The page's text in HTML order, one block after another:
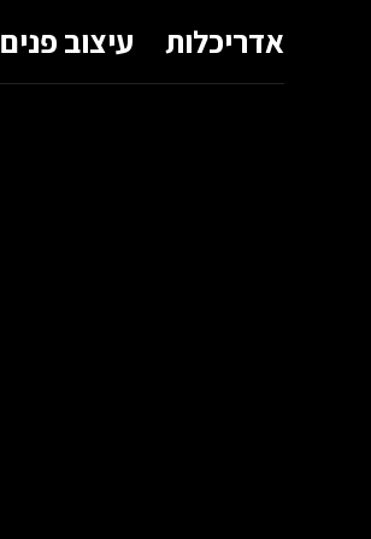
אדריכלות עיצוב פנים